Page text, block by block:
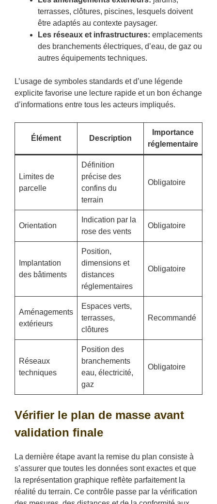
terrasses, clôtures, piscines, lesquels doivent
être adaptés au contexte paysager.
Les réseaux et infrastructures: emplacements
des branchements électriques, d’eau, de gaz ou
autres équipements techniques.
L’usage de symboles standards et d’une légende
explicite favorise une lecture rapide et un bon échange
d’informations entre tous les acteurs impliqués.
Élément Description
Importance
réglementaire
Limites de
parcelle
Définition
précise des
confins du
terrain
Obligatoire
Orientation
Indication par la
rose des vents
Obligatoire
Implantation
des bâtiments
Position,
dimensions et
distances
réglementaires
Obligatoire
Aménagements
extérieurs
Espaces verts,
terrasses,
clôtures
Recommandé
Réseaux
techniques
Position des
branchements
eau, électricité,
gaz
Obligatoire
Vérifier le plan de masse avant
validation finale
La dernière étape avant la remise du plan consiste à
s’assurer que toutes les données sont exactes et que
la représentation graphique reflète parfaitement la
réalité du terrain. Ce contrôle passe par la vérification